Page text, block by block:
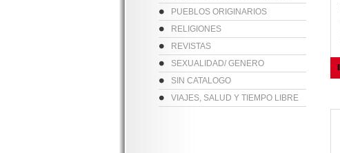
PUEBLOS ORIGINARIOS
RELIGIONES
REVISTAS
SEXUALIDAD/ GENERO
SIN CATALOGO
VIAJES, SALUD Y TIEMPO LIBRE